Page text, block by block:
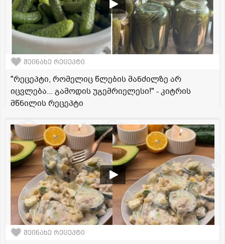
შეინახე რეცეპტი
"რეცეპტი, რომელიც წლების მანძილზე არ
იცვლება... გამოდის უგემრიელესი!" - კიტრის
მწნილის რეცეპტი
შეინახე რეცეპტი